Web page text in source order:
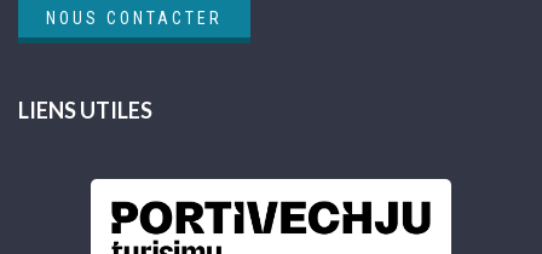
NOUS CONTACTER
LIENS UTILES